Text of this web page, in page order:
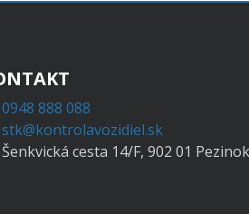
0948 888 088
stk@kontrolavozidiel.sk
Šenkvická cesta 14/F, 902 01 Pezinok